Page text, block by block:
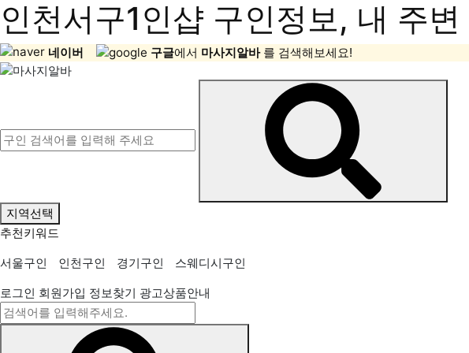
인천서구1인샵 구인정보, 내 주
네이버 구글에서 마사지알바 를 검색해보세요!
지역선택
추천키워드
서울구인
인천구인 경기구인
스웨디시구인
로그인 회원가입 정보찾기 광고상품안내